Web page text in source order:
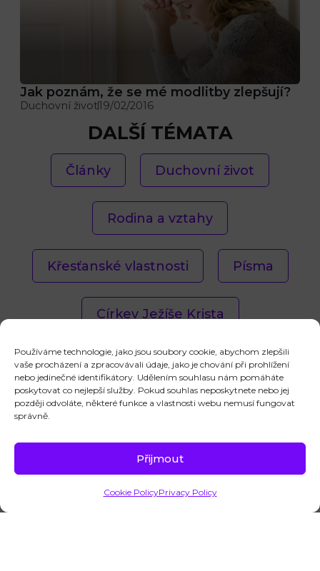
Používáme technologie, jako jsou soubory cookie, abychom zlepšili
vaše procházení a zpracovávali údaje, jako je chování při prohlížení
nebo jedinečné identifikátory. Udělením souhlasu nám pomáháte
poskytovat co nejlepší služby. Pokud souhlas neposkytnete nebo jej
později odvoláte, některé funkce a vlastnosti webu nemusí fungovat
správně.
Přijmout
Cookie PolicyPrivacy Policy
Jak poznám, že se mé modlitby zlepšují?
Duchovní život19/02/2016
DALŠÍ TÉMATA
Články Duchovní život
Rodina a vztahy
Křesťanské vlastnosti Písma
Církev Ježíše Krista
Příběhy věřících Ježíš Kristus
Máte nějakou
otázku?
Kontaktujte